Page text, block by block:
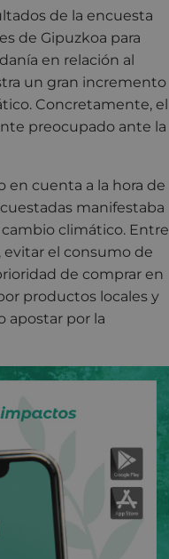
de la encuesta
de Gipuzkoa para
en relación al
un gran incremento
Concretamente, el
preocupado ante la
en cuenta a la hora de
manifestaba
climático. Entre
evitar el consumo de
de comprar en
productos locales y
apostar por la